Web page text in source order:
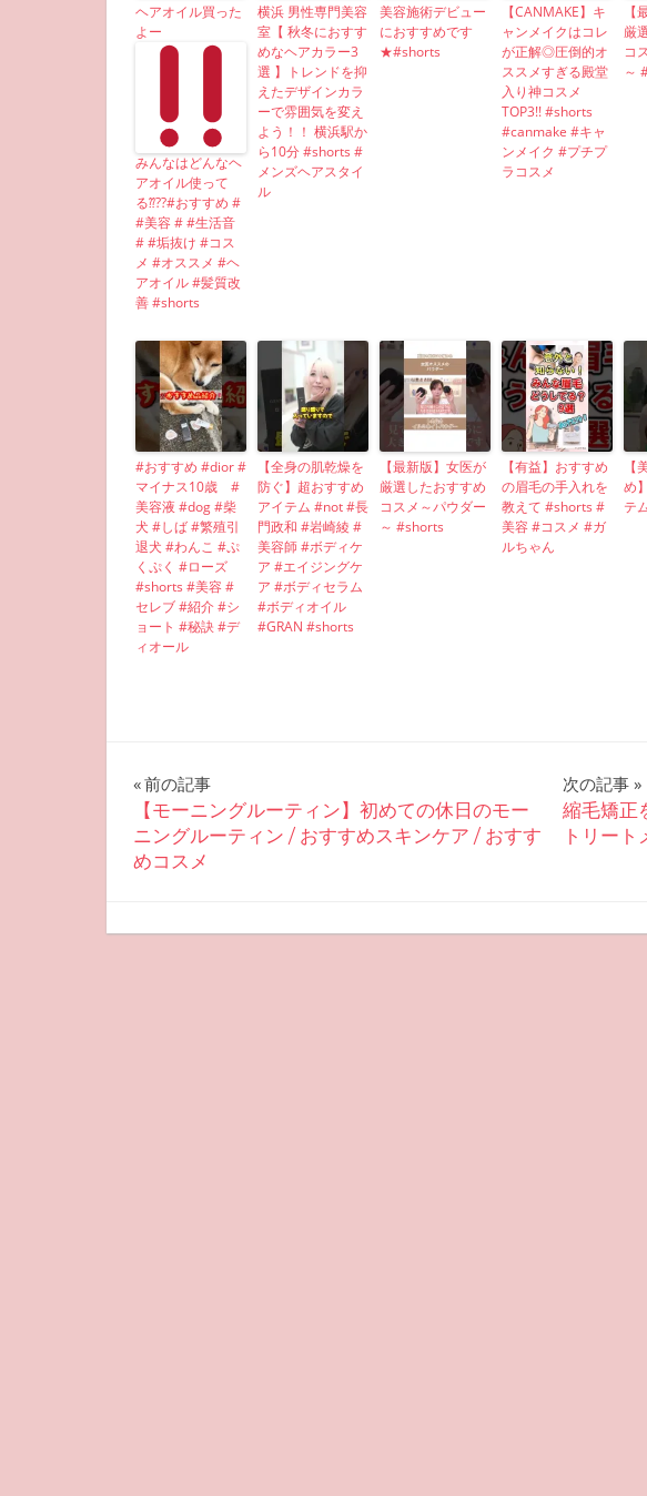
ヘアオイル買った
よー
みんなはどんなヘ
アオイル使って
る⁇??#おすすめ #
#美容 # #生活音
# #垢抜け #コス
メ #オススメ #ヘ
アオイル #髪質改
善 #shorts
横浜 男性専門美容
室【 秋冬におすす
めなヘアカラー3
選 】トレンドを抑
えたデザインカラ
ーで雰囲気を変え
よう！！ 横浜駅か
ら10分 #shorts #
メンズヘアスタイ
ル
美容施術デビュー
におすすめです
★#shorts
【CANMAKE】キ
ャンメイクはコレ
が正解◎圧倒的オ
ススメすぎる殿堂
入り神コスメ
TOP3!! #shorts
#canmake #キャ
ンメイク #プチプ
ラコスメ
【
厳
コ
～
#おすすめ #dior #
マイナス10歳 #
美容液 #dog #柴
犬 #しば #繁殖引
退犬 #わんこ #ぷ
くぷく #ローズ
#shorts #美容 #
セレブ #紹介 #シ
ョート #秘訣 #デ
ィオール
【全身の肌乾燥を
防ぐ】超おすすめ
アイテム #not #長
門政和 #岩崎綾 #
美容師 #ボディケ
ア #エイジングケ
ア #ボディセラム
#ボディオイル
#GRAN #shorts
【最新版】女医が
厳選したおすすめ
コスメ～パウダー
～ #shorts
【有益】おすすめ
の眉毛の手入れを
教えて #shorts #
美容 #コスメ #ガ
ルちゃん
【
め
テ
投
稿
ナ
前の記事
【モーニングルーティン】初めての休日のモー
ニングルーティン / おすすめスキンケア / おすす
めコスメ
次の記事
縮毛矯正
トリート
2022-09-26
miyu
おすすめ美容